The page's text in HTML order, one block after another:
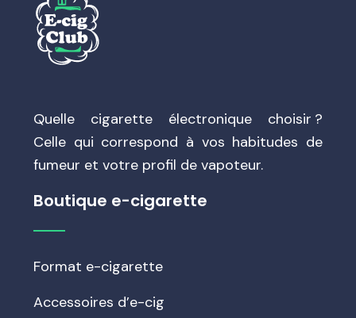
Quelle cigarette électronique choisir ?
Celle qui correspond à vos habitudes de
fumeur et votre profil de vapoteur.
Boutique e-cigarette
Format e-cigarette
Accessoires d’e-cig